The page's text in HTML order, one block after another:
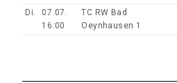
Di.
07.07.
16:00
TC RW Bad
Oeynhausen 1